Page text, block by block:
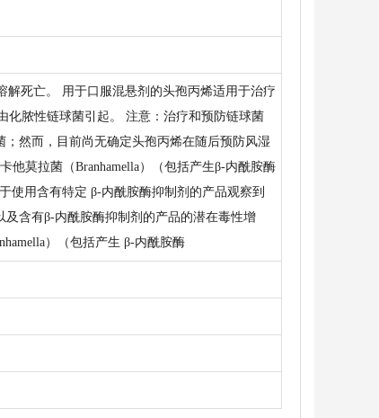
解死亡。 用于口服混悬剂的头孢丙烯适用于治疗
化脓性链球菌引起。 注意：治疗和预防链球菌
然而，目前尚无确定头孢丙烯在随后预防风湿
莫拉菌（Branhamella）（包括产生β-内酰胺酶
使用含有特定 β-内酰胺酶抑制剂的产品观察到
含有β-内酰胺酶抑制剂的产品的潜在毒性增
）（包括产生 β-内酰胺酶